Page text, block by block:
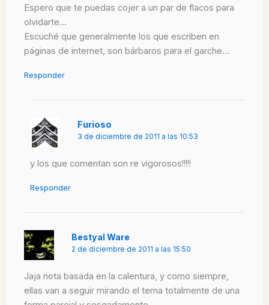
Espero que te puedas cojer a un par de flacos para
olvidarte…
Escuché que generalmente los que escriben en
páginas de internet, son bárbaros para el garche…
Responder
Furioso
3 de diciembre de 2011 a las 10:53
y los que comentan son re vigorosos!!!!!
Responder
Bestyal Ware
2 de diciembre de 2011 a las 15:50
Jaja nota basada en la calentura, y como siempre,
ellas van a seguir mirando el tema totalmente de una